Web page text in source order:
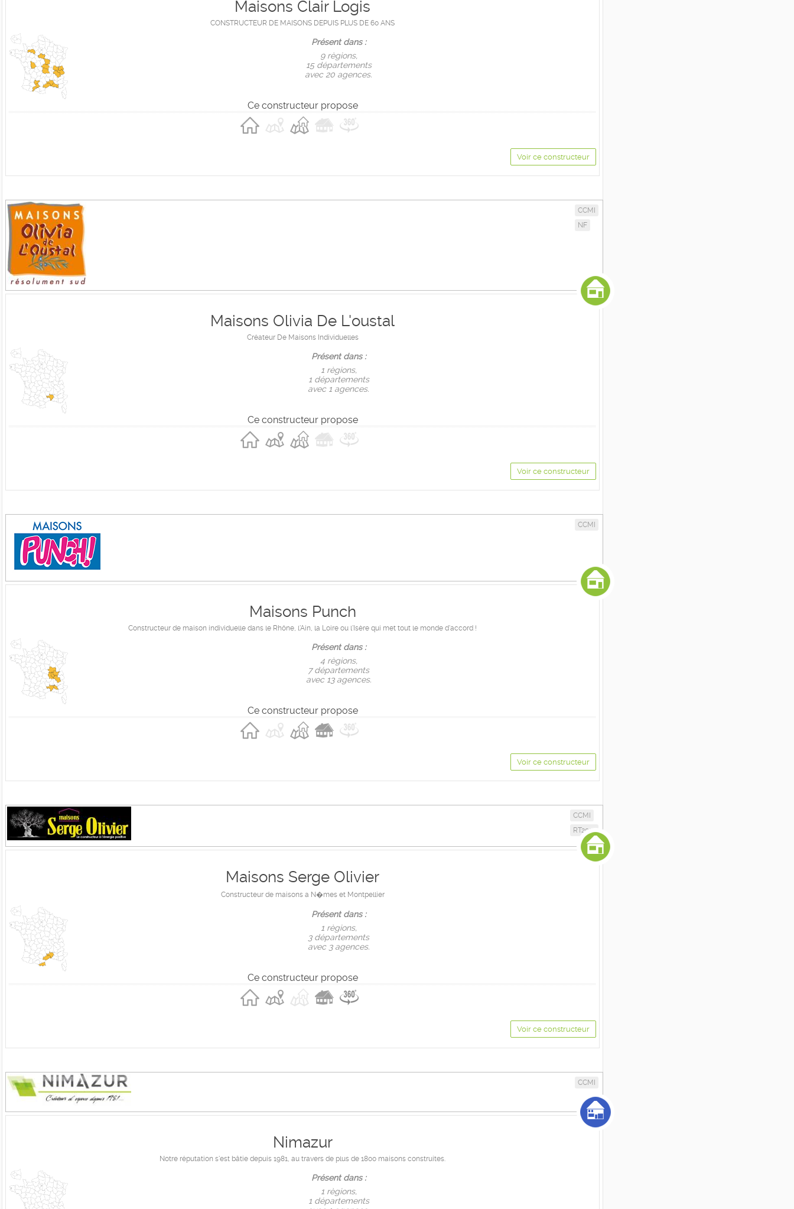
Maisons Clair Logis
CONSTRUCTEUR DE MAISONS DEPUIS PLUS DE 60 ANS
Présent dans :
9 règions,
15 départements
avec 20 agences.
Ce constructeur propose
Voir ce constructeur
CCMI
NF
Maisons Olivia De L'oustal
Créateur De Maisons Individuelles
Présent dans :
1 règions,
1 départements
avec 1 agences.
Ce constructeur propose
Voir ce constructeur
CCMI
Maisons Punch
Constructeur de maison individuelle dans le Rhône, l'Ain, la Loire ou l'Isère qui met tout le monde d'accord !
Présent dans :
4 règions,
7 départements
avec 13 agences.
Ce constructeur propose
Voir ce constructeur
CCMI
RT2012
Maisons Serge Olivier
Constructeur de maisons a N�mes et Montpellier
Présent dans :
1 règions,
3 départements
avec 3 agences.
Ce constructeur propose
Voir ce constructeur
CCMI
Nimazur
Notre réputation s'est bâtie depuis 1981, au travers de plus de 1800 maisons construites.
Présent dans :
1 règions,
1 départements